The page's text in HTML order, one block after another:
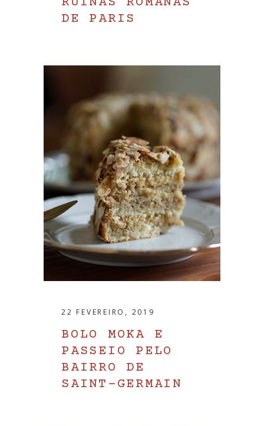
DE PARIS
22 FEVEREIRO, 2019
BOLO MOKA E
PASSEIO PELO
BAIRRO DE
SAINT-GERMAIN